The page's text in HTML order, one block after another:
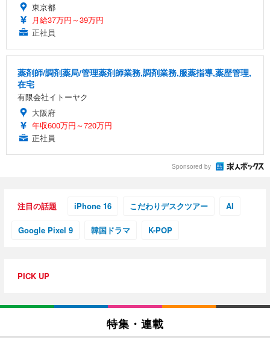
東京都
月給37万円～39万円
正社員
薬剤師/調剤薬局/管理薬剤師業務,調剤業務,服薬指導,薬歴管理,
在宅
有限会社イトーヤク
大阪府
年収600万円～720万円
正社員
Sponsored by
注目の話題 iPhone 16 こだわりデスクツアー AI
Google Pixel 9 韓国ドラマ K-POP
PICK UP
特集・連載